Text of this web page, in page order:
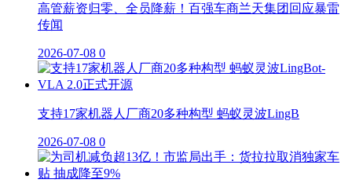
高管薪资归零、全员降薪！百强车商兰天集团回应暴雷
传闻
2026-07-08 0
支持17家机器人厂商20多种构型 蚂蚁灵波LingB
2026-07-08 0